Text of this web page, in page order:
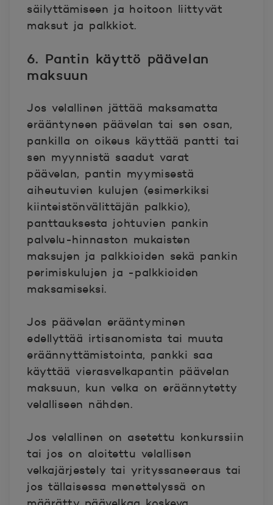
säilyttämiseen ja hoitoon liittyvät
maksut ja palkkiot.
6. Pantin käyttö päävelan
maksuun
Jos velallinen jättää maksamatta
erääntyneen päävelan tai sen osan,
pankilla on oikeus käyttää pantti tai
sen myynnistä saadut varat
päävelan, pantin myymisestä
aiheutuvien kulujen (esimerkiksi
kiinteistönvälittäjän palkkio),
panttauksesta johtuvien pankin
palvelu-hinnaston mukaisten
maksujen ja palkkioiden sekä pankin
perimiskulujen ja -palkkioiden
maksamiseksi.
Jos päävelan erääntyminen
edellyttää irtisanomista tai muuta
eräännyttämistointa, pankki saa
käyttää vierasvelkapantin päävelan
maksuun, kun velka on eräännytetty
velalliseen nähden.
Jos velallinen on asetettu konkurssiin
tai jos on aloitettu velallisen
velkajärjestely tai yrityssaneeraus tai
jos tällaisessa menettelyssä on